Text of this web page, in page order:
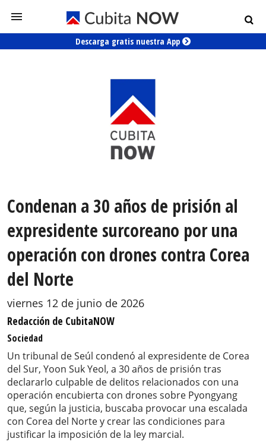
Descarga gratis nuestra App
Condenan a 30 años de prisión al
expresidente surcoreano por una
operación con drones contra Corea
del Norte
viernes 12 de junio de 2026
Redacción de CubitaNOW
Sociedad
Un tribunal de Seúl condenó al expresidente de Corea
del Sur, Yoon Suk Yeol, a 30 años de prisión tras
declararlo culpable de delitos relacionados con una
operación encubierta con drones sobre Pyongyang
que, según la justicia, buscaba provocar una escalada
con Corea del Norte y crear las condiciones para
justificar la imposición de la ley marcial.